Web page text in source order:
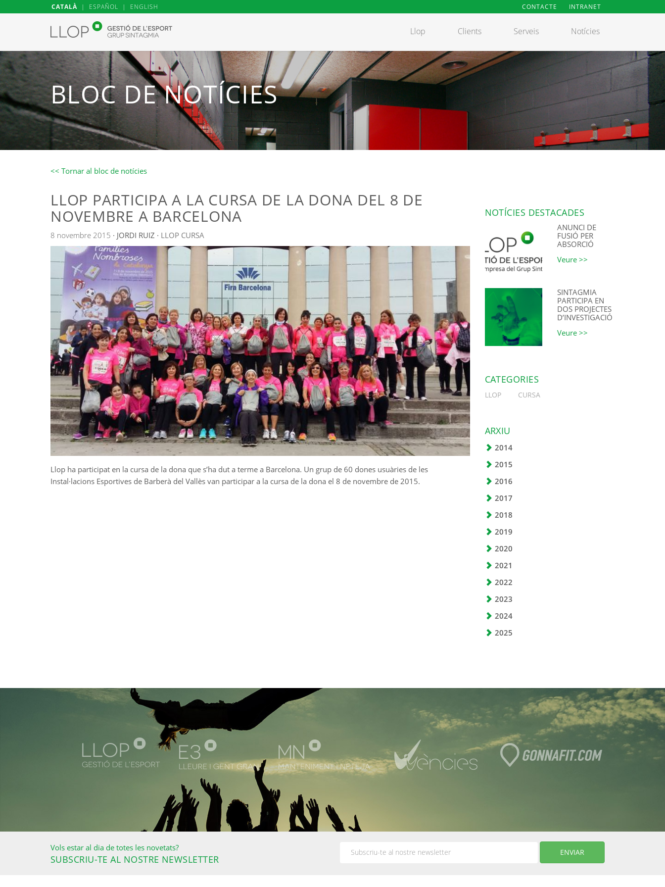
CATALÀ | ESPAÑOL | ENGLISH CONTACTE INTRANET
Llop Clients Serveis Notícies
BLOC DE NOTÍCIES
<< Tornar al bloc de notícies
LLOP PARTICIPA A LA CURSA DE LA DONA DEL 8 DE
NOVEMBRE A BARCELONA
8 novembre 2015 · JORDI RUIZ · LLOP CURSA
Llop ha participat en la cursa de la dona que s’ha dut a terme a Barcelona. Un grup de 60 dones usuàries de les
Instal·lacions Esportives de Barberà del Vallès van participar a la cursa de la dona el 8 de novembre de 2015.
NOTÍCIES DESTACADES
ANUNCI DE
FUSIÓ PER
ABSORCIÓ
Veure >>
SINTAGMIA
PARTICIPA EN
DOS PROJECTES
D’INVESTIGACIÓ
Veure >>
CATEGORIES
LLOP CURSA
ARXIU
2014
2015
2016
2017
2018
2019
2020
2021
2022
2023
2024
2025
Vols estar al dia de totes les novetats?
SUBSCRIU-TE AL NOSTRE NEWSLETTER